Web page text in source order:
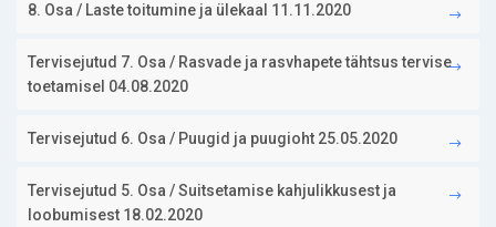
8. Osa / Laste toitumine ja ülekaal 11.11.2020
Tervisejutud 7. Osa / Rasvade ja rasvhapete tähtsus tervise
toetamisel 04.08.2020
Tervisejutud 6. Osa / Puugid ja puugioht 25.05.2020
Tervisejutud 5. Osa / Suitsetamise kahjulikkusest ja
loobumisest 18.02.2020